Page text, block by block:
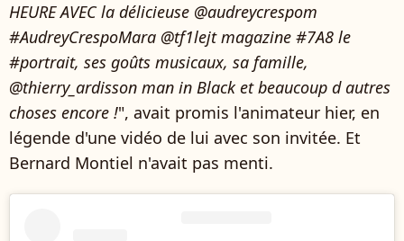
HEURE AVEC la délicieuse @audreycrespom
#AudreyCrespoMara @tf1lejt magazine #7A8 le
#portrait, ses goûts musicaux, sa famille,
@thierry_ardisson man in Black et beaucoup d autres
choses encore !", avait promis l'animateur hier, en
légende d'une vidéo de lui avec son invitée. Et
Bernard Montiel n'avait pas menti.